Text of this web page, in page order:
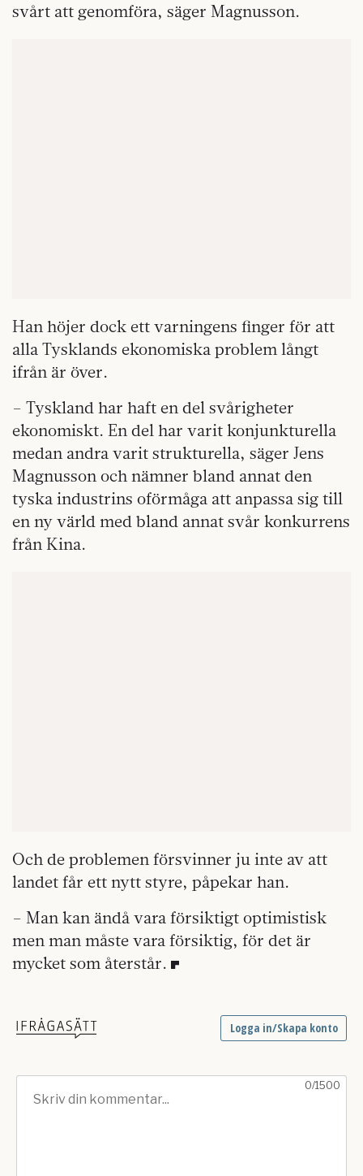
svårt att genomföra, säger Magnusson.
Han höjer dock ett varningens finger för att
alla Tysklands ekonomiska problem långt
ifrån är över.
– Tyskland har haft en del svårigheter
ekonomiskt. En del har varit konjunkturella
medan andra varit strukturella, säger Jens
Magnusson och nämner bland annat den
tyska industrins oförmåga att anpassa sig till
en ny värld med bland annat svår konkurrens
från Kina.
Och de problemen försvinner ju inte av att
landet får ett nytt styre, påpekar han.
– Man kan ändå vara försiktigt optimistisk
men man måste vara försiktig, för det är
mycket som återstår.